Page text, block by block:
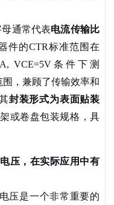
通常代表电流传输比
件的CTR标准范围在
VCE=5V条件下测
，兼顾了传输效率和
封装形式为表面贴装
或卷盘包装规格，具
压，在实际应用中有
压是一个非常重要的